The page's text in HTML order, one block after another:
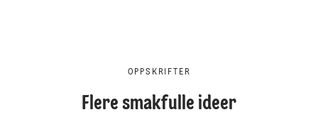
OPPSKRIFTER
Flere smakfulle ideer